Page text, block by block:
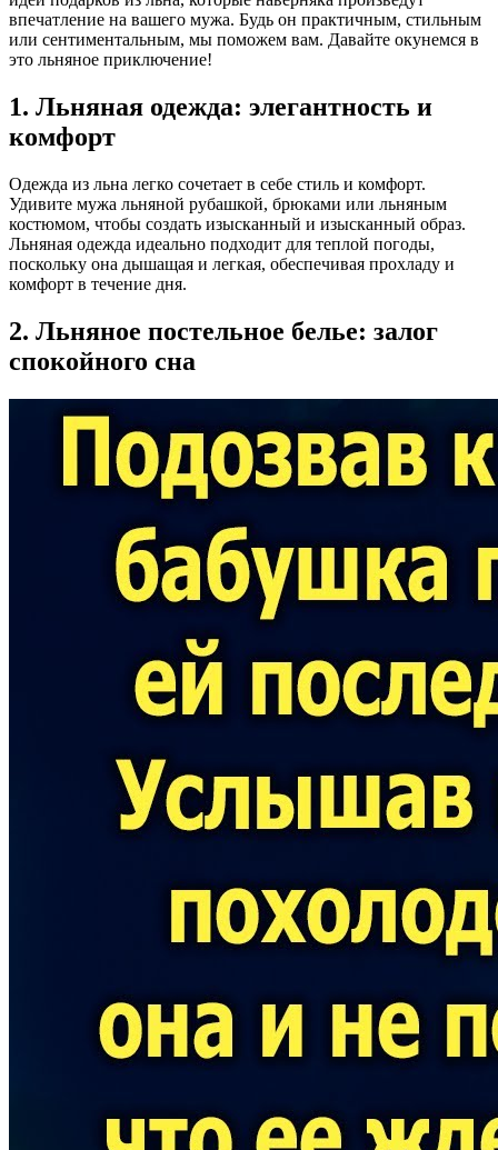
впечатление на вашего мужа. Будь он практичным, стильным
или сентиментальным, мы поможем вам. Давайте окунемся в
это льняное приключение!
1. Льняная одежда: элегантность и
комфорт
Одежда из льна легко сочетает в себе стиль и комфорт.
Удивите мужа льняной рубашкой, брюками или льняным
костюмом, чтобы создать изысканный и изысканный образ.
Льняная одежда идеально подходит для теплой погоды,
поскольку она дышащая и легкая, обеспечивая прохладу и
комфорт в течение дня.
2. Льняное постельное белье: залог
спокойного сна